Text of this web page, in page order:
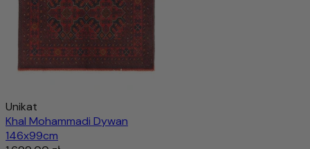
Unikat
Khal Mohammadi Dywan
146x99cm